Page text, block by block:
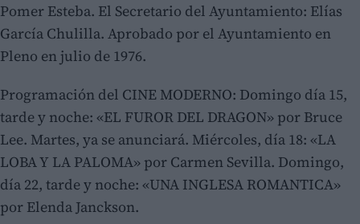
Pomer Esteba. El Secretario del Ayuntamiento: Elías
García Chulilla. Aprobado por el Ayuntamiento en
Pleno en julio de 1976.
Programación del CINE MODERNO: Domingo día 15,
tarde y noche: «EL FUROR DEL DRAGON» por Bruce
Lee. Martes, ya se anunciará. Miércoles, día 18: «LA
LOBA Y LA PALOMA» por Carmen Sevilla. Domingo,
día 22, tarde y noche: «UNA INGLESA ROMANTICA»
por Elenda Janckson.